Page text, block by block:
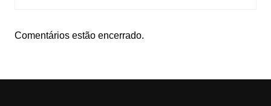
Comentários estão encerrado.